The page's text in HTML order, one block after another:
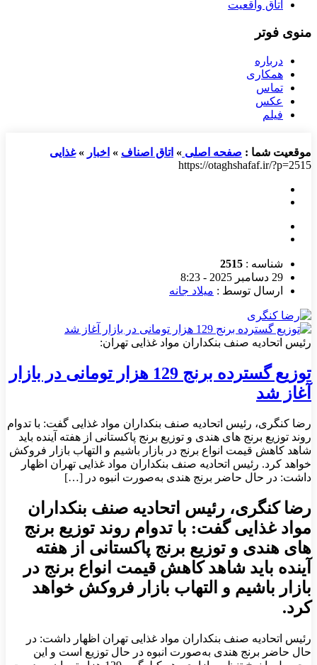
اتاق واقعیت
منوی فوتر
درباره
همکاری
تماس
عکس
فیلم
موقعیت شما : صفحه اصلی » اتاق اصناف » اخبار »غذایی
https://otaghshafaf.ir/?p=2515
شناسه : 2515
29 دسامبر 2025 - 8:23
ارسال توسط : میلاد جانه
رئیس اتحادیه صنف بنکداران مواد غذایی تهران:
توزیع گسترده برنج 129 هزار تومانی در بازار
آغاز شد
رضا کنگری، رئیس اتحادیه صنف بنکداران مواد غذایی گفت: با تدوام
روند توزیع برنج های هندی و توزیع برنج پاکستانی از هفته آینده باید
شاهد کاهش قیمت انواع برنج در بازار باشیم و التهاب بازار فروکش
خواهد کرد. رئیس اتحادیه صنف بنکداران مواد غذایی تهران اظهار
داشت: در حال حاضر برنج هندی به‌صورت انبوه در […]
رضا کنگری، رئیس اتحادیه صنف بنکداران
مواد غذایی گفت: با تدوام روند توزیع برنج
های هندی و توزیع برنج پاکستانی از هفته
آینده باید شاهد کاهش قیمت انواع برنج در
بازار باشیم و التهاب بازار فروکش خواهد
کرد.
رئیس اتحادیه صنف بنکداران مواد غذایی تهران اظهار داشت: در
حال حاضر برنج هندی به‌صورت انبوه در حال توزیع است و این